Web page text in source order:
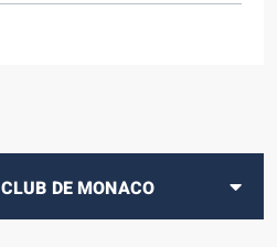
DE MONACO